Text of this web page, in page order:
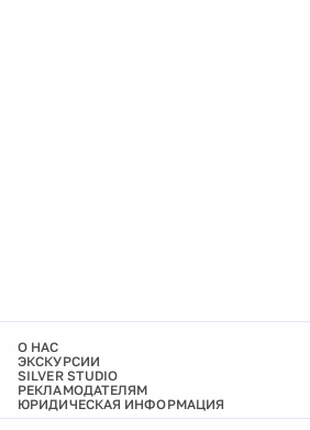
О НАС
ЭКСКУРСИИ
SILVER STUDIO
РЕКЛАМОДАТЕЛЯМ
ЮРИДИЧЕСКАЯ ИНФОРМАЦИЯ